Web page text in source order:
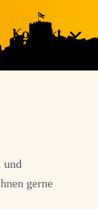
Kontakt
und
gerne